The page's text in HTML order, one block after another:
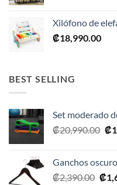
Xilófono de
₡18,990.00
BEST SELLING
Set moderado
₡20,990.00 El
₡
Ganchos
₡2,390.00 El
₡